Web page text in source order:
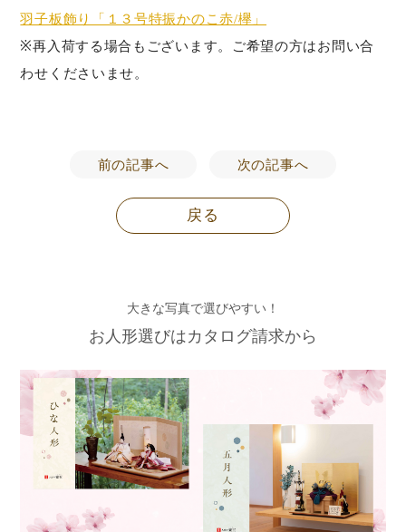
羽子板飾り「１３号特振かのこ赤/欅」
※再入荷する場合もございます。ご希望の方はお問い合
わせくださいませ。
前の記事へ 次の記事へ
戻る
大きな写真で選びやすい！
お人形選びはカタログ請求から